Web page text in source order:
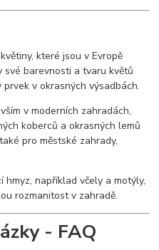
které jsou v Evropě
své barevnosti a tvaru květů
v okrasných výsadbách.
v moderních zahradách,
koberců a okrasných lemů
pro městské zahrady,
například včely a motýly,
rozmanitost v zahradě.
- FAQ